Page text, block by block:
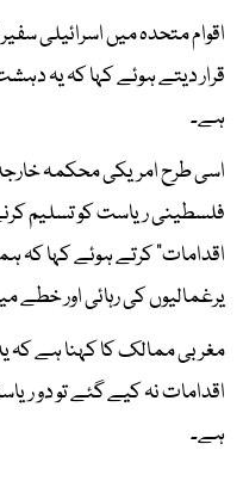
اقوام متحدہ میں اسرائیلی
قرار دیتے ہوئے کہا کہ یہ
ہے۔
اسی طرح امریکی محکمہ
فلسطینی ریاست کو تسلیم
اقدامات" کرتے ہوئے کہا کہ
یرغمالیوں کی رہائی اور خطے
مغربی ممالک کا کہنا ہے کہ
اقدامات نہ کیے گئے تو دو
ہے۔